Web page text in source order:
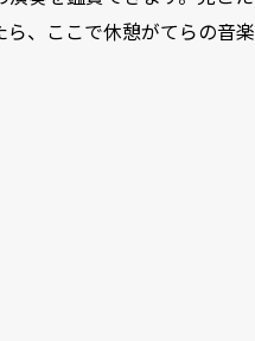
、ここで休憩がてらの音楽